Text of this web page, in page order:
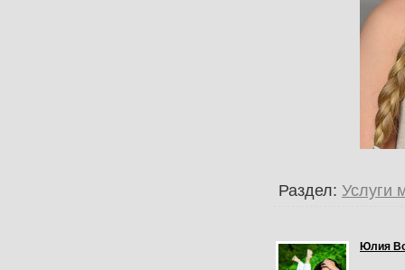
Раздел: Услуги
Юлия